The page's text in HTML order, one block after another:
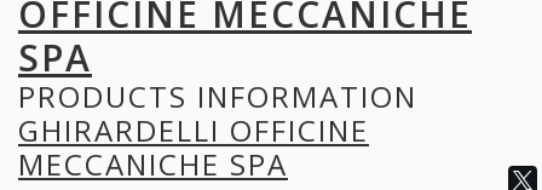
OFFICINE MECCANICHE
SPA
PRODUCTS INFORMATION
GHIRARDELLI OFFICINE
MECCANICHE SPA